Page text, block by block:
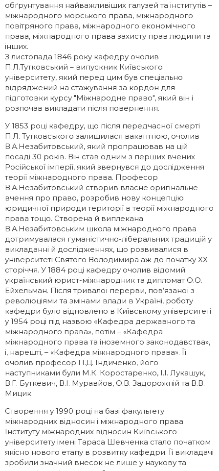
обґрунтування найважливіших галузей та інститутів –
міжнародного морського права, міжнародного
повітряного права, міжнародного економічного
права, міжнародного права захисту прав людини та
інших.
З листопада 1846 року кафедру очолив
П.Л.Тутковський – випускник Київського
університету, який перед цим був спеціально
відряджений на стажування за кордон для
підготовки курсу "Міжнародне право", який він і
розпочав викладати після повернення.
У 1853 році кафедру, що після передчасної смерті
П.Л. Тутковського залишилася вакантною, очолив
В.А.Незабитовський, який пропрацював на цій
посаді 30 років. Він став одним з перших вчених
Російської імперії, який звернувся до дослідження
теорії міжнародного права. Професор
В.А.Незабитовський створив власне оригінальне
вчення про право, розробив нову концепцію
юридичної природи території в теорії міжнародного
права тощо. Створена й виплекана
В.А.Незабитовським школа міжнародного права
дотримувалася гуманістично-ліберальних традицій у
викладанні й дослідженнях, що розвивалися в
університеті Святого Володимира аж до початку XX
сторіччя. У 1884 році кафедру очолив відомий
український юрист-міжнародник та дипломат О.О.
Ейхельман. Після тривалої перерви, пов’язаної з
революціями та змінами влади в Україні, роботу
кафедри було відновлено в Київському університеті
у 1954 році під назвою «Кафедра державного та
міжнародного права», потім – «Кафедра
міжнародного права та іноземного законодавства»,
і, нарешті, – «Кафедра міжнародного права». Її
очолив професор П.Д. Індиченко, його
наступниками були М.К. Коростаренко, І.І. Лукашук,
В.Г. Буткевич, В.І. Муравйов, О.В. Задорожній та В.В.
Мицик.
Створення у 1990 році на базі факультету
міжнародних відносин і міжнародного права
Інституту міжнародних відносин Київського
університету імені Тараса Шевченка стало початком
якісно нового етапу в розвитку кафедри. Її викладачі
зробили значний внесок не лише у наукову та